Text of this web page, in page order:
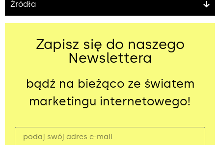
Źródła
Zapisz się do naszego
Newslettera
bądź na bieżąco ze światem
marketingu internetowego!